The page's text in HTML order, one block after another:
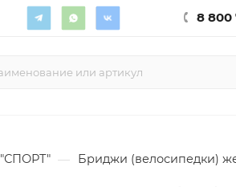
8 800
— Бриджи (велосипедки)